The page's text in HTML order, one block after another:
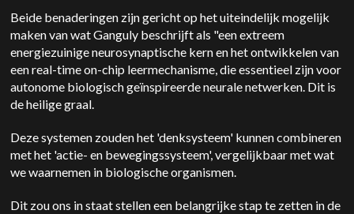
Beide benaderingen zijn gericht op het uiteindelijk mogelijk
maken van wat Ganguly beschrijft als "een extreem
energiezuinige neurosynaptische kern en het ontwikkelen van
een real-time on-chip leermechanisme, die essentieel zijn voor
autonome biologisch geïnspireerde neurale netwerken. Dit is
de heilige graal.
Deze systemen zouden het 'denksysteem' kunnen combineren
met het 'actie- en bewegingssysteem', vergelijkbaar met wat
we waarnemen in biologische organismen.
Dit zou ons in staat stellen een belangrijke stap te zetten in de